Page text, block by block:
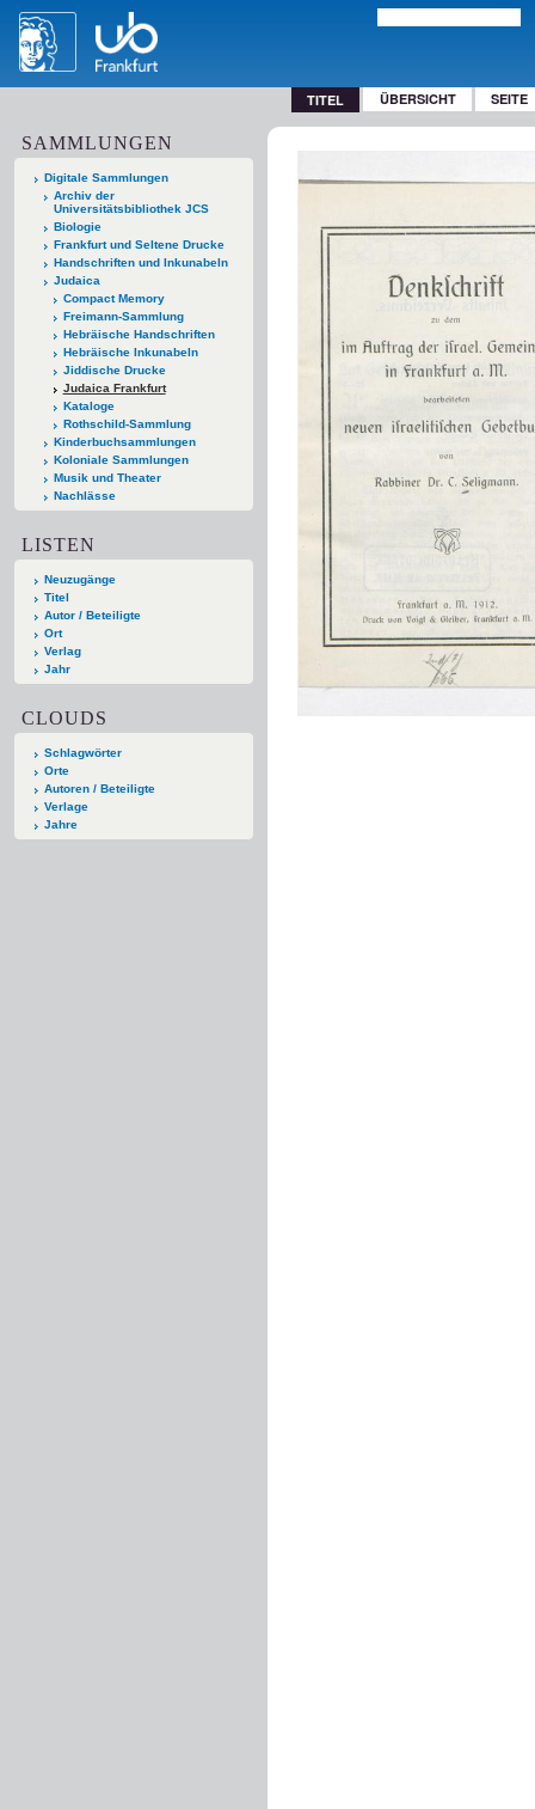
TITEL ÜBERSICHT SEITE
SAMMLUNGEN
Digitale Sammlungen
Archiv der
Universitätsbibliothek JCS
Biologie
Frankfurt und Seltene Drucke
Handschriften und Inkunabeln
Judaica
Compact Memory
Freimann-Sammlung
Hebräische Handschriften
Hebräische Inkunabeln
Jiddische Drucke
Judaica Frankfurt
Kataloge
Rothschild-Sammlung
Kinderbuchsammlungen
Koloniale Sammlungen
Musik und Theater
Nachlässe
LISTEN
Neuzugänge
Titel
Autor / Beteiligte
Ort
Verlag
Jahr
CLOUDS
Schlagwörter
Orte
Autoren / Beteiligte
Verlage
Jahre